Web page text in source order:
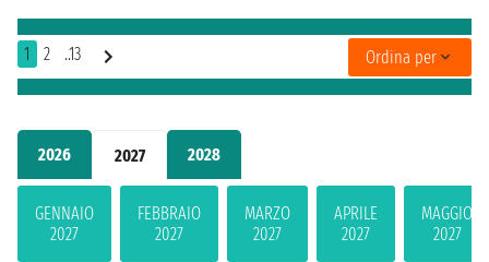
2026 2027 2028
GENNAIO
2027
FEBBRAIO
2027
MARZO
2027
APRILE
2027
MAGGIO
2027
1 2 ..13 Ordina per